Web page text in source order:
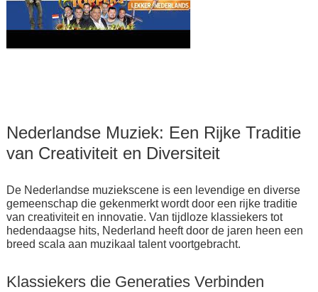
Nederlandse Muziek: Een Rijke Traditie
van Creativiteit en Diversiteit
De Nederlandse muziekscene is een levendige en diverse
gemeenschap die gekenmerkt wordt door een rijke traditie
van creativiteit en innovatie. Van tijdloze klassiekers tot
hedendaagse hits, Nederland heeft door de jaren heen een
breed scala aan muzikaal talent voortgebracht.
Klassiekers die Generaties Verbinden